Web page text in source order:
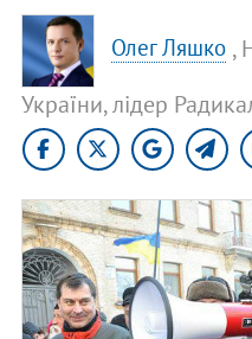
Олег Ляшко ,
України, лідер